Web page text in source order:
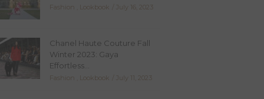
Fashion Lookbook July 16, 2023
Chanel Haute Couture Fall
Winter 2023: Gaya
Effortless...
Fashion Lookbook July 11, 2023